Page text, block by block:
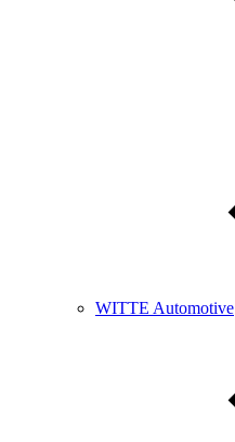
WITTE Automotive